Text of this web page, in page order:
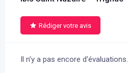
Rédiger votre avis
Il n'y a pas encore d'évaluations.